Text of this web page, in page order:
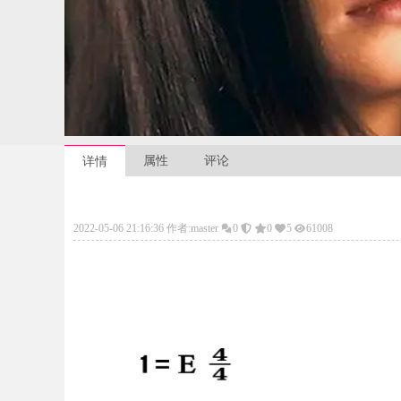
详情 属性 评论
2022-05-06 21:16:36 作者:master 0 0 5 61008